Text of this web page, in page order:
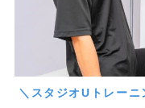
＼スタジオUトレー